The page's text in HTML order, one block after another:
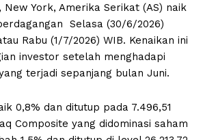
New York, Amerika Serikat (AS) naik
Selasa (30/6/2026)
Rabu (1/7/2026) WIB. Kenaikan ini
investor setelah menghadapi
terjadi sepanjang bulan Juni.
0,8% dan ditutup pada 7.496,51
Composite yang didominasi saham